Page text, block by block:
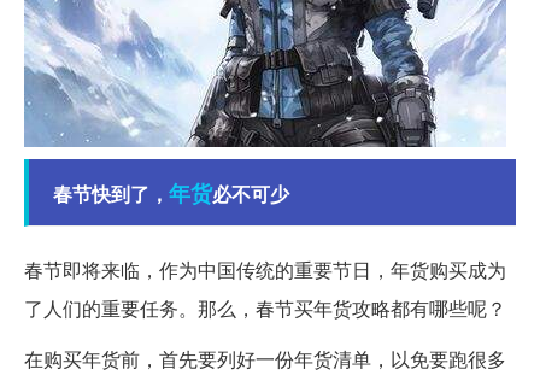
春节快到了， 年货必不可少
春节即将来临，作为中国传统的重要节日，年货购买成为
了人们的重要任务。那么，春节买年货攻略都有哪些呢？
在购买年货前，首先要列好一份年货清单，以免要跑很多